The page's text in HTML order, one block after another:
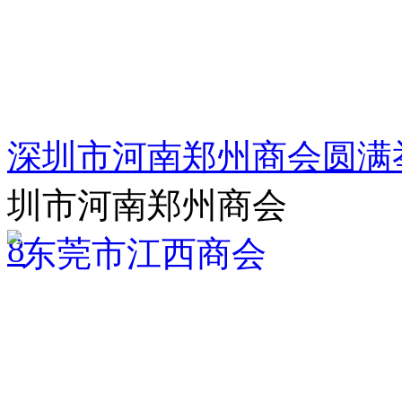
深圳市河南郑州商会圆
圳市河南郑州商会
8